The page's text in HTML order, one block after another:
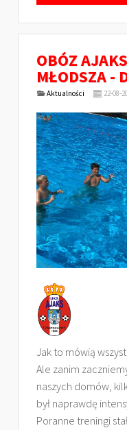
OBÓZ
MŁODSZA -
Aktualności 22-08-
Jak to mówią
Ale zanim
naszych domów,
był naprawdę
Poranne treningi